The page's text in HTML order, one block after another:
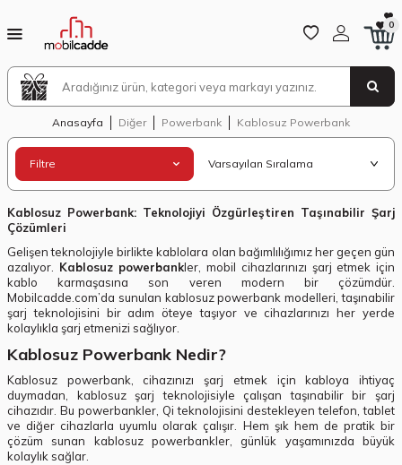
0
Anasayfa Diğer Powerbank Kablosuz Powerbank
Filtre
Kablosuz Powerbank: Teknolojiyi Özgürleştiren Taşınabilir Şarj
Çözümleri
Gelişen teknolojiyle birlikte kablolara olan bağımlılığımız her geçen gün
azalıyor. Kablosuz powerbankler, mobil cihazlarınızı şarj etmek için
kablo karmaşasına son veren modern bir çözümdür.
Mobilcadde.com’da sunulan kablosuz powerbank modelleri, taşınabilir
şarj teknolojisini bir adım öteye taşıyor ve cihazlarınızı her yerde
kolaylıkla şarj etmenizi sağlıyor.
Kablosuz Powerbank Nedir?
Kablosuz powerbank, cihazınızı şarj etmek için kabloya ihtiyaç
duymadan, kablosuz şarj teknolojisiyle çalışan taşınabilir bir şarj
cihazıdır. Bu powerbankler, Qi teknolojisini destekleyen telefon, tablet
ve diğer cihazlarla uyumlu olarak çalışır. Hem şık hem de pratik bir
çözüm sunan kablosuz powerbankler, günlük yaşamınızda büyük
kolaylık sağlar.